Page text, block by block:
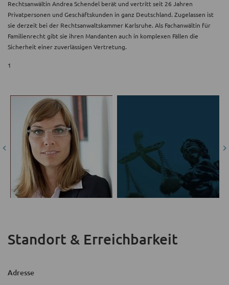
Rechtsanwältin Andrea Schendel berät und vertritt seit 26 Jahren
Privatpersonen und Geschäftskunden in ganz Deutschland. Zugelassen ist
sie derzeit bei der Rechtsanwaltskammer Karlsruhe. Als Fachanwältin für
Familienrecht gibt sie ihren Mandanten auch in komplexen Fällen die
Sicherheit einer zuverlässigen Vertretung.
1
Standort & Erreichbarkeit
Adresse